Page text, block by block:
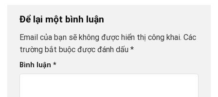
Để lại một bình luận
Email của bạn sẽ không được hiển thị công khai. Các
trường bắt buộc được đánh dấu *
Bình luận *